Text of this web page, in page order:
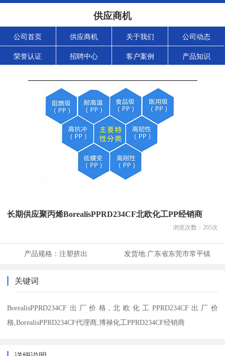
供应商机
公司首页 供应商机 关于我们 公司动态
荣誉认证 招聘中心 客户案例 产品知识
长期供应聚丙烯BorealisPPRD234CF北欧化工PP经销商
浏览次数： 205次
产品规格： 注塑挤出 发货地:广东省东莞市常平镇
关键词
BorealisPPRD234CF出厂价格,北欧化工PPRD234CF出厂价
格,BorealisPPRD234CF代理商,博禄化工PPRD234CF经销商